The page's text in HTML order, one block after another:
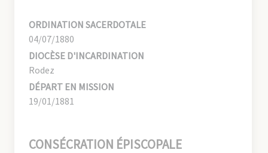
ORDINATION SACERDOTALE
04/07/1880
DIOCÈSE D'INCARDINATION
Rodez
DÉPART EN MISSION
19/01/1881
CONSÉCRATION ÉPISCOPALE